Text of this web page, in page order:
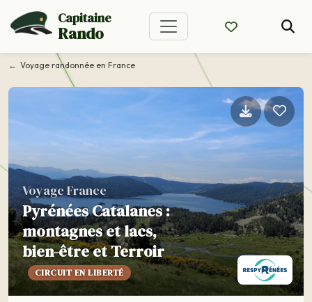
Capitaine
Rando
Voyage randonnée en France
Voyage France
Pyrénées Catalanes :
montagnes et lacs,
bien-être et Terroir
CIRCUIT EN LIBERTÉ